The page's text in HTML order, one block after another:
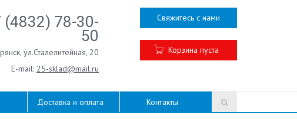
(4832) 78-30-
50
, ул.Сталелитейная, 20
E-mail: 25-sklad@mail.ru
Свяжитесь с нами
Корзина пуста
Доставка и оплата Контакты